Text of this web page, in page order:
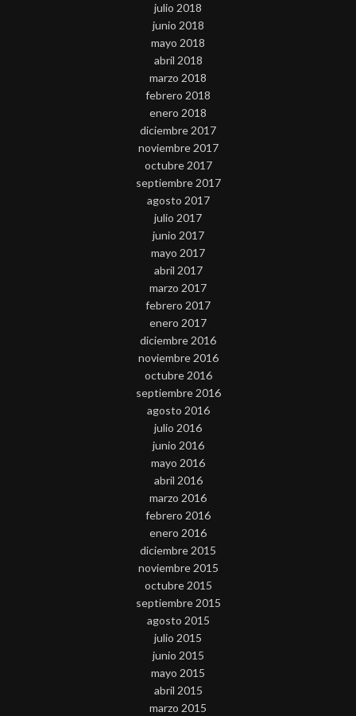
julio 2018
junio 2018
mayo 2018
abril 2018
marzo 2018
febrero 2018
enero 2018
diciembre 2017
noviembre 2017
octubre 2017
septiembre 2017
agosto 2017
julio 2017
junio 2017
mayo 2017
abril 2017
marzo 2017
febrero 2017
enero 2017
diciembre 2016
noviembre 2016
octubre 2016
septiembre 2016
agosto 2016
julio 2016
junio 2016
mayo 2016
abril 2016
marzo 2016
febrero 2016
enero 2016
diciembre 2015
noviembre 2015
octubre 2015
septiembre 2015
agosto 2015
julio 2015
junio 2015
mayo 2015
abril 2015
marzo 2015